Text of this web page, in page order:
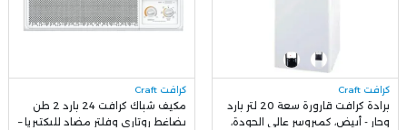
كرافت Craft
برادة كرافت قارورة سعة 20 لتر بارد
وحار - أبيض، كمبروسر عالي الجودة،
كرافت Craft
مكيف شباك كرافت 24 بارد 2 طن
بضاغط روتاري وفلتر مضاد للبكتيريا –